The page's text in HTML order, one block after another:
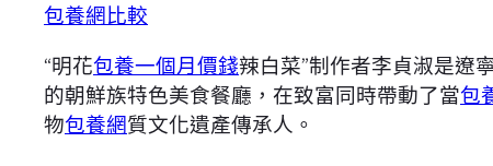
包養網比較
“明花包養一個月價錢辣白菜”制作者李貞淑是遼
的朝鮮族特色美食餐廳，在致富同時帶動了當包
物包養網質文化遺產傳承人。